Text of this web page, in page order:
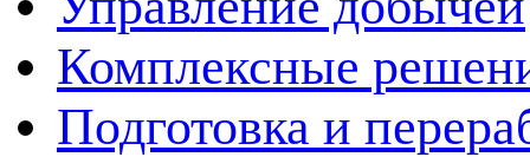
Комплексные
Подготовка и